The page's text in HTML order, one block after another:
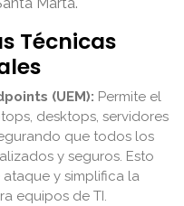
Técnicas
(UEM): Permite el
desktops, servidores
que todos los
y seguros. Esto
y simplifica la
equipos de TI.